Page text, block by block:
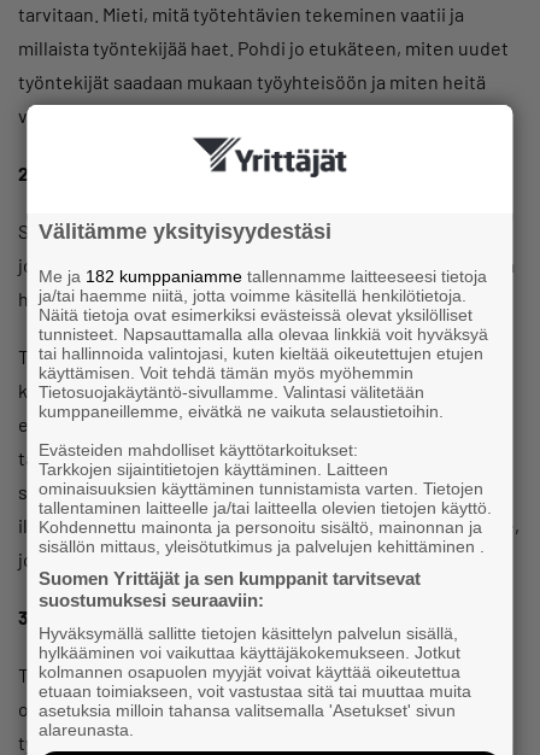
tarvitaan. Mieti, mitä työtehtävien tekeminen vaatii ja
millaista työntekijää haet. Pohdi jo etukäteen, miten uudet
työntekijät saadaan mukaan työyhteisöön ja miten heitä
voidaan työssä parhaalla tavalla tukea.
2. Hoida rekrytointiprosessi oikein
Suhtaudu rekrytointiprosessiin avoimesti ja huolehdi, että
jo työpaikkailmoitus houkuttelee työntekijöitä hakemaan ja
huomioi mahdolliset hakijat yhdenvertaisesti.
Tarkista työ- ja elinkeinotoimistosta, onko
kesätyöntekijöiden palkkaamiseen mahdollista saada
esimerkiksi palkkatukea tai tukeeko kaupunki jollakin
tavalla nuorten palkkaamista. TE-toimistoista voi myös
saada apua kesätyöntekijöiden hakemiseen. Muista
ilmoittaa kesätyöntekijöiden valinnasta myös työnhakijoille,
jotka eivät tulleet valituksi.
3. Tee kirjallinen työsopimus
Työsopimus kannattaa tehdä kirjallisesti. Työsopimukseen
on syytä kirjata ainakin palkan määrä, työaika, työtehtävät,
työsuhteen kesto ja alkamisajankohta, mahdollisesti
Välitämme yksityisyydestäsi
Me ja 182 kumppaniamme tallennamme laitteeseesi tietoja
ja/tai haemme niitä, jotta voimme käsitellä henkilötietoja.
Näitä tietoja ovat esimerkiksi evästeissä olevat yksilölliset
tunnisteet. Napsauttamalla alla olevaa linkkiä voit hyväksyä
tai hallinnoida valintojasi, kuten kieltää oikeutettujen etujen
käyttämisen. Voit tehdä tämän myös myöhemmin
Tietosuojakäytäntö-sivullamme. Valintasi välitetään
kumppaneillemme, eivätkä ne vaikuta selaustietoihin.
Evästeiden mahdolliset käyttötarkoitukset:
Tarkkojen sijaintitietojen käyttäminen. Laitteen
ominaisuuksien käyttäminen tunnistamista varten. Tietojen
tallentaminen laitteelle ja/tai laitteella olevien tietojen käyttö.
Kohdennettu mainonta ja personoitu sisältö, mainonnan ja
sisällön mittaus, yleisötutkimus ja palvelujen kehittäminen .
Suomen Yrittäjät ja sen kumppanit tarvitsevat
suostumuksesi seuraaviin:
Hyväksymällä sallitte tietojen käsittelyn palvelun sisällä,
hylkääminen voi vaikuttaa käyttäjäkokemukseen. Jotkut
kolmannen osapuolen myyjät voivat käyttää oikeutettua
etuaan toimiakseen, voit vastustaa sitä tai muuttaa muita
asetuksia milloin tahansa valitsemalla 'Asetukset' sivun
alareunasta.